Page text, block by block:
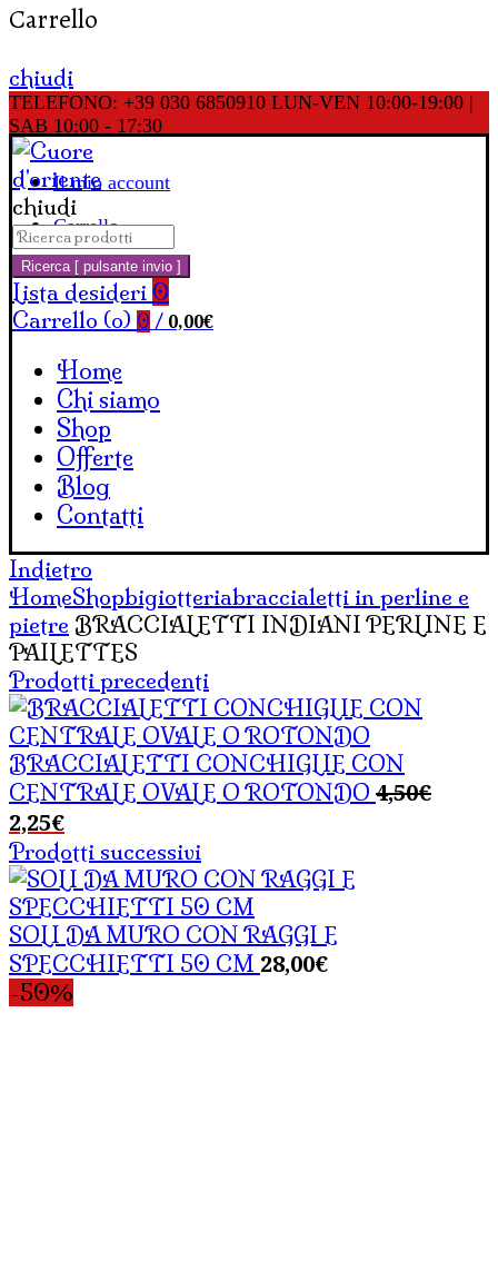
Carrello
chiudi
TELEFONO: +39 030 6850910 LUN-VEN 10:00-19:00 |
SAB 10:00 - 17:30
Il mio account
Carrello
chiudi
Cerca:
Ricerca [ pulsante invio ]
Lista desideri 0
Carrello (o) 0 / 0,00€
Home
Chi siamo
Shop
Offerte
Blog
Contatti
Indietro
HomeShopbigiotteriabraccialetti in perline e
pietre BRACCIALETTI INDIANI PERLINE E
PAILETTES
Prodotti precedenti
BRACCIALETTI CONCHIGLIE CON
CENTRALE OVALE O ROTONDO 4,50€Il
2,25€Il
prezzo
attuale
è:
2,25€.
Prodotti successivi
SOLI DA MURO CON RAGGI E
SPECCHIETTI 50 CM 28,00€
-50%